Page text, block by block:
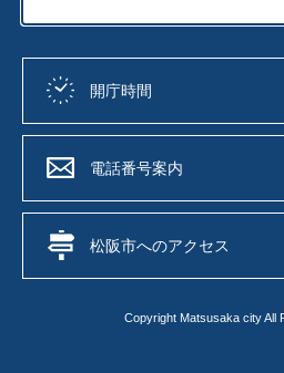
開庁時間
電話番号案内
松阪市へのアクセス
Copyright Matsusaka city All